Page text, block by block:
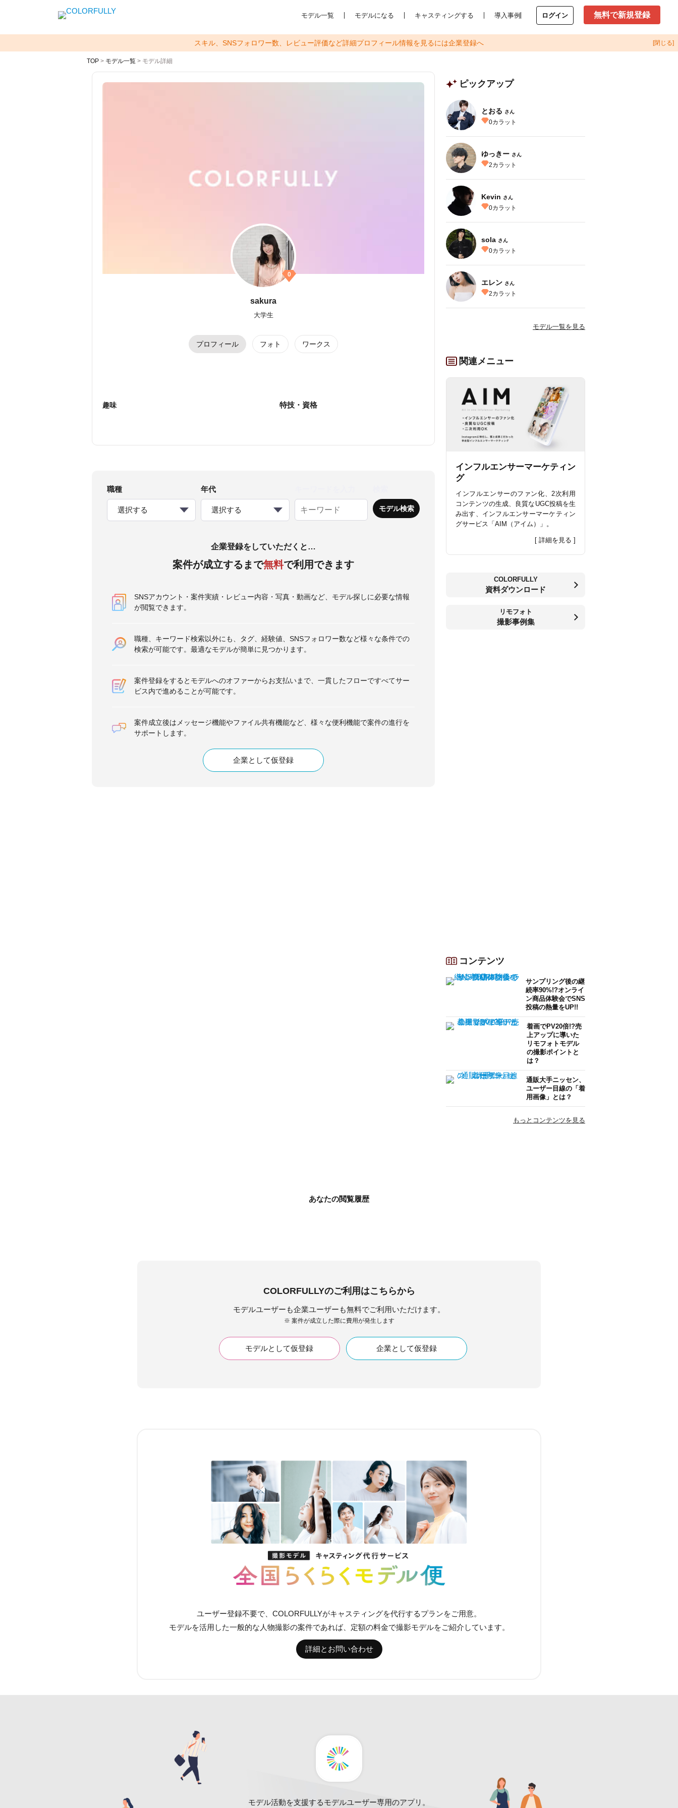
モデル一覧 モデルになる キャスティングする 導入事例 ログイン 無料で新規登録
スキル、SNSフォロワー数、レビュー評価など詳細プロフィール情報を見るには企業登録へ [閉じる]
TOP > モデル一覧 > モデル詳細
0
sakura
大学生
プロフィール フォト ワークス
趣味 特技・資格
職種
選択する
年代
選択する
企業登録をしていただくと…
案件が成立するまで無料で利用できます
SNSアカウント・案件実績・レビュー内容・写真・動画など、モデル探しに必要な情報
が閲覧できます。
職種、キーワード検索以外にも、タグ、経験値、SNSフォロワー数など様々な条件での
検索が可能です。最適なモデルが簡単に見つかります。
案件登録をするとモデルへのオファーからお支払いまで、一貫したフローですべてサー
ビス内で進めることが可能です。
案件成立後はメッセージ機能やファイル共有機能など、様々な便利機能で案件の進行を
サポートします。
企業として仮登録
ピックアップ
とおる さん
0カラット
ゆっきー さん
2カラット
Kevin さん
0カラット
sola さん
0カラット
エレン さん
2カラット
モデル一覧を見る
関連メニュー
インフルエンサーマーケティン
グ
インフルエンサーのファン化、2次利用
コンテンツの生成、良質なUGC投稿を生
み出す、インフルエンサーマーケティン
グサービス「AIM（アイム）」。
[ 詳細を見る ]
COLORFULLY
資料ダウンロード
リモフォト
撮影事例集
コンテンツ
サンプリング後の継
続率90%!?オンライ
ン商品体験会でSNS
投稿の熱量をUP!!
着画でPV20倍!?売
上アップに導いた
リモフォトモデル
の撮影ポイントと
は？
通販大手ニッセン、
ユーザー目線の「着
用画像」とは？
もっとコンテンツを見る
あなたの閲覧履歴
COLORFULLYのご利用はこちらから
モデルユーザーも企業ユーザーも無料でご利用いただけます。
※ 案件が成立した際に費用が発生します
モデルとして仮登録 企業として仮登録
ユーザー登録不要で、COLORFULLYがキャスティングを代行するプランをご用意。
モデルを活用した一般的な人物撮影の案件であれば、定額の料金で撮影モデルをご紹介しています。
詳細とお問い合わせ
モデル活動を支援するモデルユーザー専用のアプリ。